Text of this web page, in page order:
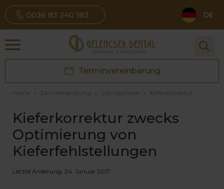
0036 83 340 183 DE
Terminvereinbarung
Home › Zahnbehandlung › Zahnästhetik › Kieferkorrektur
Kieferkorrektur zwecks
Optimierung von
Kieferfehlstellungen
Letzte Änderung: 24. Januar 2017